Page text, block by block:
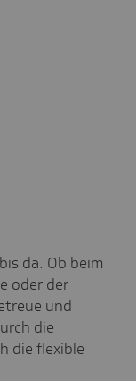
da. Ob beim
oder der
und
die
die flexible